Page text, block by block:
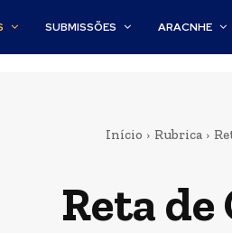
SUBMISSÕES ARACNHE
Início Rubrica
Reta de